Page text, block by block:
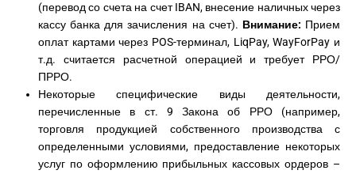
(перевод со счета на счет IBAN, внесение наличных через
кассу банка для зачисления на счет). Внимание: Прием
оплат картами через POS-терминал, LiqPay, WayForPay и
т.д. считается расчетной операцией и требует РРО/
ПРРО.
Некоторые специфические виды деятельности,
перечисленные в ст. 9 Закона об РРО (например,
торговля продукцией собственного производства с
определенными условиями, предоставление некоторых
услуг по оформлению прибыльных кассовых ордеров –